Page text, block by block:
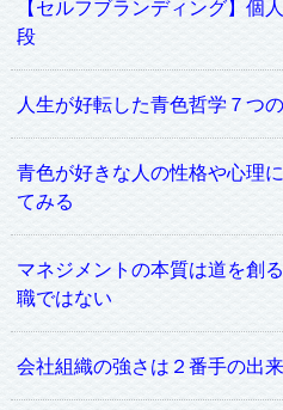
【セルフブランディング】個
段
人生が好転した青色哲学７つ
青色が好きな人の性格や心理
てみる
マネジメントの本質は道を創
職ではない
会社組織の強さは２番手の出